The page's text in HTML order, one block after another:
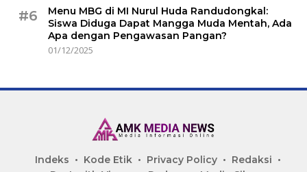
#6
Menu MBG di MI Nurul Huda Randudongkal:
Siswa Diduga Dapat Mangga Muda Mentah, Ada
Apa dengan Pengawasan Pangan?
01/12/2025
Indeks Kode Etik Privacy Policy
Redaksi